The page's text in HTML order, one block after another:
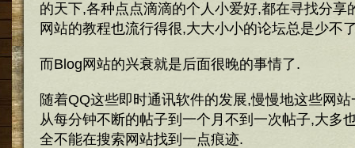
的天下,各种点点滴滴的个人小爱好,都在寻找分享
网站的教程也流行得很,大大小小的论坛总是少不
而Blog网站的兴衰就是后面很晚的事情了.
随着QQ这些即时通讯软件的发展,慢慢地这些网
从每分钟不断的帖子到一个月不到一次帖子,大多
全不能在搜索网站找到一点痕迹.